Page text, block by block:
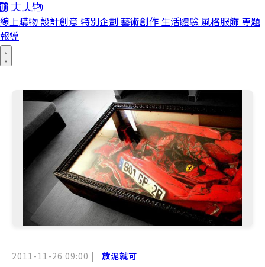
線上購物 設計創意 特別企劃 藝術創作 生活體驗 風格服飾 專題
報導
2011-11-26 09:00 | 放泥就可